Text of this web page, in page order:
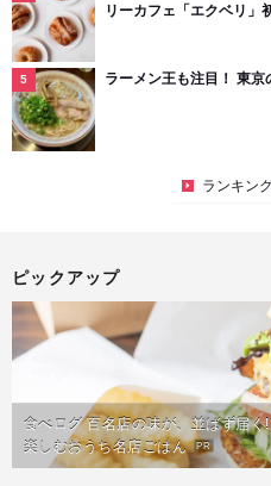
リーカフェ「エクベリ」
ラーメン王も注目！ 東
ランキン
ピックアップ
食べログ 百名店の味が、並ばず届
楽しむおうち名店ごはん PR